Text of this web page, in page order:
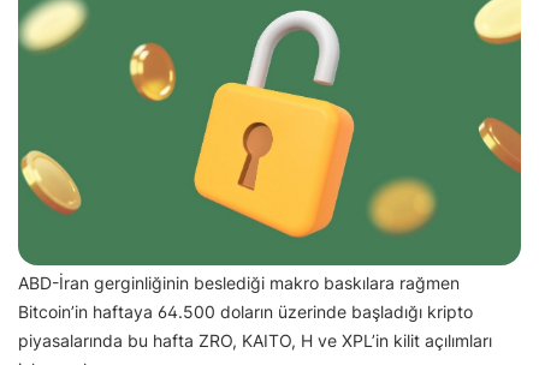
ABD-İran gerginliğinin beslediği makro baskılara rağmen
Bitcoin’in haftaya 64.500 doların üzerinde başladığı kripto
piyasalarında bu hafta ZRO, KAITO, H ve XPL’in kilit açılımları